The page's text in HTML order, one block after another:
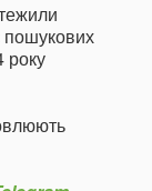
пошукових
року